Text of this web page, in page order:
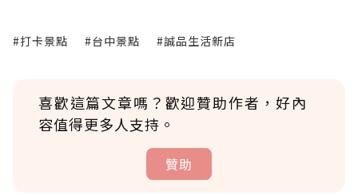
#打卡景點 #台中景點 #誠品生活新店
喜歡這篇文章嗎？歡迎贊助作者，好內
容值得更多人支持。
贊助